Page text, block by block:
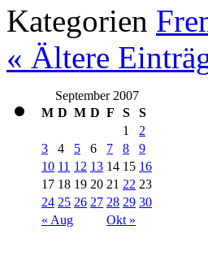
Kategorien
« Ältere
September 2007
M D M D F S S
« Aug Okt »
1
2
3
4 5 6 7 8
9
10 11 12 13 14 15 16
17 18 19 20 21 22 23
24 25 26 27 28 29 30